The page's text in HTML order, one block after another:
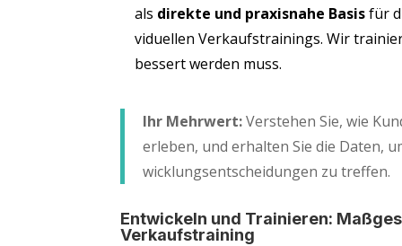
als direk­te und pra­xis­na­he Basisfür
vi­du­el­len Ver­kaufs­trai­nings. Wir
bes­sert wer­den muss.
Ihr Mehr­wert:Ver­ste­hen Sie, wie
erle­ben, und erhal­ten Sie die Daten,
wick­lungs­ent­schei­dun­gen zu treffen.
Ent­wi­ckeln und Trai­nie­ren:
Verkaufstraining